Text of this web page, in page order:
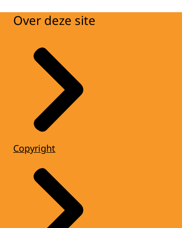
Over deze site
Copyright